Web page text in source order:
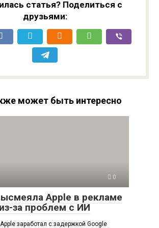
статья? Поделиться с
друзьями:
может быть интересно
0
Apple в рекламе
за проблем с ИИ
заработал с задержкой Google